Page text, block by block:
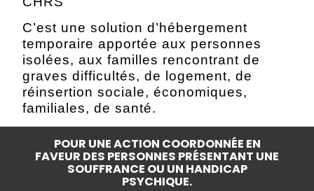
C’est une solution d’hébergement
temporaire apportée aux personnes
isolées, aux familles rencontrant de
graves difficultés, de logement, de
réinsertion sociale, économiques,
familiales, de santé.
POUR UNE ACTION COORDONNÉE EN
FAVEUR DES PERSONNES PRÉSENTANT UNE
SOUFFRANCE OU UN HANDICAP
PSYCHIQUE.